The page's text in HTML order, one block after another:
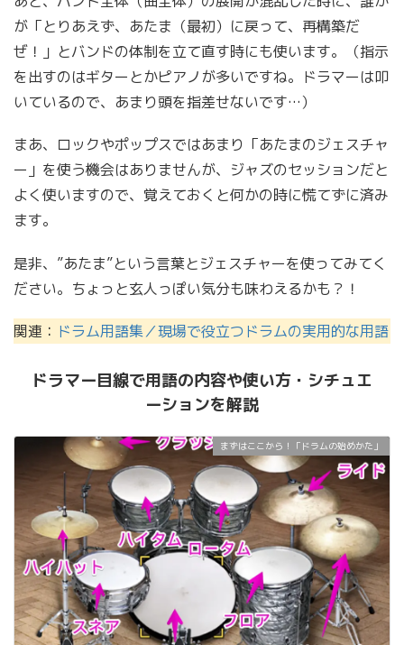
が「とりあえず、あたま（最初）に戻って、再構築だ
ぜ！」とバンドの体制を立て直す時にも使います。（指示
を出すのはギターとかピアノが多いですね。ドラマーは叩
いているので、あまり頭を指差せないです…）
まあ、ロックやポップスではあまり「あたまのジェスチャ
ー」を使う機会はありませんが、ジャズのセッションだと
よく使いますので、覚えておくと何かの時に慌てずに済み
ます。
是非、”あたま”という言葉とジェスチャーを使ってみてく
ださい。ちょっと玄人っぽい気分も味わえるかも？！
関連： ドラム用語集／現場で役立つドラムの実用的な用語
ドラマー目線で用語の内容や使い方・シチュエ
ーションを解説
まずはここから！「ドラムの始めかた」